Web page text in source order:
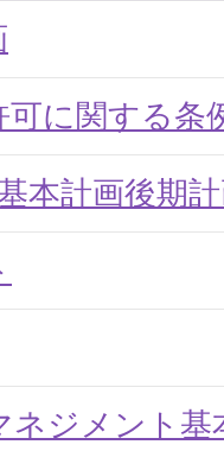
に関する条
本計画後期
ジメント基